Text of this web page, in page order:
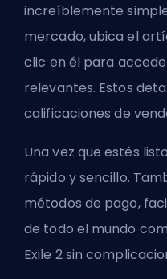
increíblemente
mercado, ubica el
clic en él para
relevantes. Estos
calificaciones de
Una vez que estés
rápido y sencillo.
métodos de pago,
de todo el mundo
Exile 2 sin